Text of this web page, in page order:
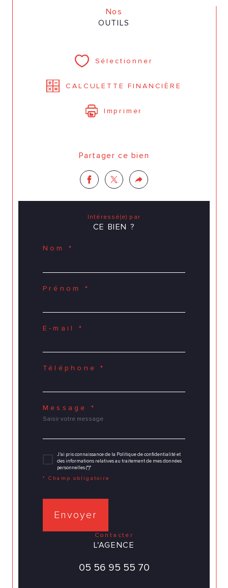
Nos
OUTILS
Sélectionner
CALCULETTE FINANCIÈRE
Imprimer
Partager ce bien
Intéressé(e) par
CE BIEN ?
Nom *
Prénom *
E-mail *
Téléphone *
Message *
J'ai pris connaissance de la Politique de confidentialité et
des informations relatives au traitement de mes données
personnelles (*)*
* Champ obligatoire
Envoyer
contacter
L'AGENCE
05 56 95 55 70